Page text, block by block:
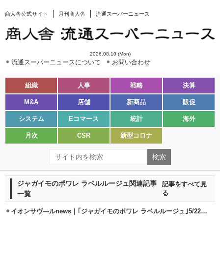
商人舎公式サイト 月刊商人舎 流通スーパーニュース
2026.08.10 (Mon)
流通スーパーニュースについて お問い合わせ
組織 人事 戦略 決算
M&A 店舗 新商品 販促
システム Eコマース 統計 海外
月次 CSR 新型コロナ
ジャガイモのポワレ ラベルルージュ関連記事
一覧
記事をすべて見
る
イオンサヴ―ルnews｜｢ジャガイモのポワレ ラベルルージュ｣5/22発売